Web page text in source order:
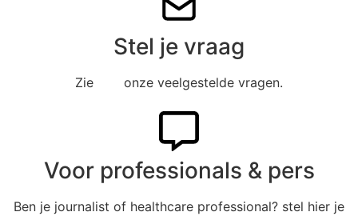
Stel je vraag
Zie onze veelgestelde vragen.
Voor professionals & pers
Ben je journalist of healthcare professional? stel hier je